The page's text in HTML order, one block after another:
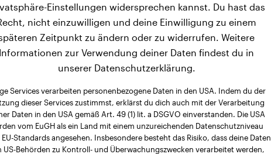
Einstellungen widersprechen kannst. Du hast das
nicht einzuwilligen und deine Einwilligung zu einem
Zeitpunkt zu ändern oder zu widerrufen. Weitere
Informationen zur Verwendung deiner Daten findest du in
unserer Datenschutzerklärung.
Services verarbeiten personenbezogene Daten in den USA. Indem du der
dieser Services zustimmst, erklärst du dich auch mit der Verarbeitung
Daten in den USA gemäß Art. 49 (1) lit. a DSGVO einverstanden. Die USA
vom EuGH als ein Land mit einem unzureichenden Datenschutzniveau
EU-Standards angesehen. Insbesondere besteht das Risiko, dass deine Daten
US-Behörden zu Kontroll- und Überwachungszwecken verarbeitet werden,